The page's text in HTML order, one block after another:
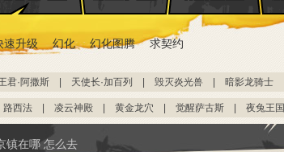
速升级 幻化 幻化图腾 求契约
君·阿撒斯 天使长·加百列 毁灭炎光兽 暗影龙骑士
路西法 凌云神殿 黄金龙穴 觉醒萨古斯 夜兔王国
镇在哪 怎么去